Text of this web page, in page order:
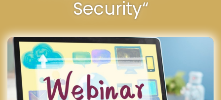
Security“